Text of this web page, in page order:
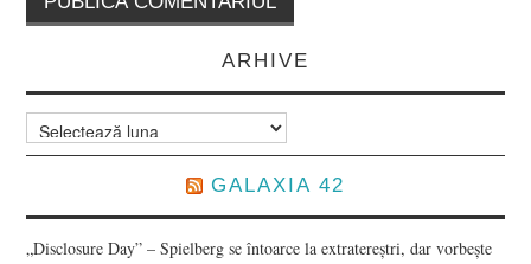
ARHIVE
Arhive
GALAXIA 42
„Disclosure Day” – Spielberg se întoarce la extratereștri, dar vorbește